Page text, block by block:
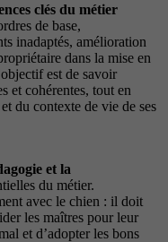
clés du métier
de base,
inadaptés, amélioration
dans la mise en
est de savoir
et cohérentes, tout en
du contexte de vie de ses
et la
du métier.
avec le chien : il doit
les maîtres pour leur
et d’adopter les bons